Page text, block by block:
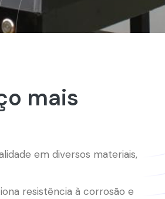
mais
em diversos materiais,
resistência à corrosão e